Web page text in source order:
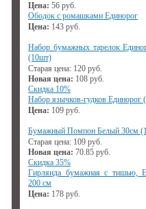
Цена: 56 руб.
Ободок с ромашками Единорог
Цена: 143 руб.
Набор бумажных тарелок
(10шт)
Старая цена: 120 руб.
Новая цена: 108 руб.
Скидка 10%
Набор язычков-гудков Единорог
Цена: 109 руб.
Бумажный Помпон Белый 30см
Старая цена: 109 руб.
Новая цена: 70.85 руб.
Скидка 35%
Гирлянда бумажная с тишью,
200 см
Цена: 178 руб.